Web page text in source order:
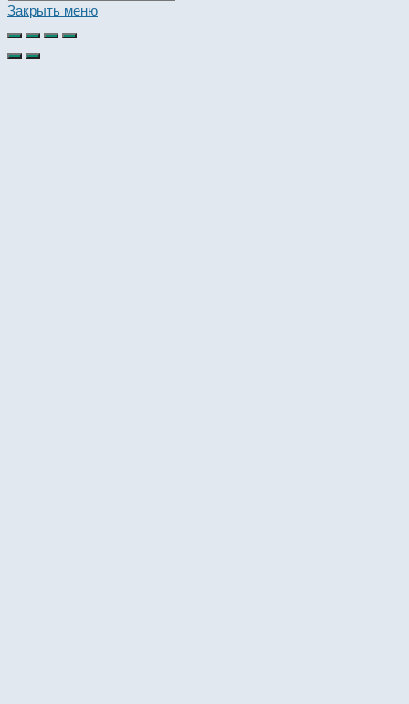
this
website
Закрыть меню